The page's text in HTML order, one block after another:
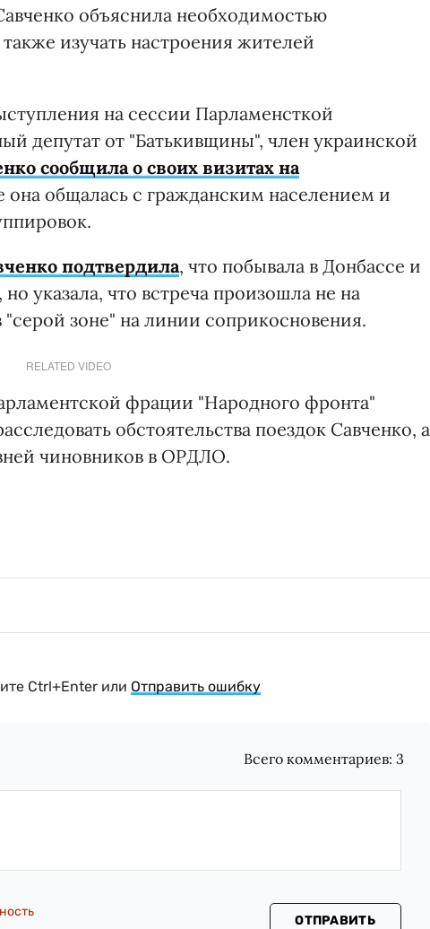
объяснила необходимостью
изучать настроения жителей
на сессии Парламенсткой
депутат от "Батькивщины", член украинской
сообщила о своих визитах на
она общалась с гражданским населением и
подтвердила, что побывала в Донбассе и
указала, что встреча произошла не на
зоне" на линии соприкосновения.
RELATED VIDEO
фрации "Народного фронта"
обстоятельства поездок Савченко, а
чиновников в ОРДЛО.
Ctrl+Enter или Отправить ошибку
Всего комментариев:3
ОТПРАВИТЬ